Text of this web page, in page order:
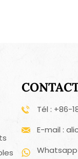
Tél : +86-
E-mail :
Whatsapp